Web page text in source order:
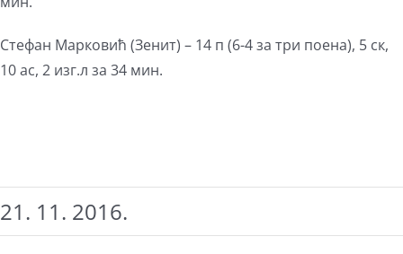
Стефан Марковић (Зенит) – 14 п (6-4 за три поена), 5 ск,
10 ас, 2 изг.л за 34 мин.
21. 11. 2016.